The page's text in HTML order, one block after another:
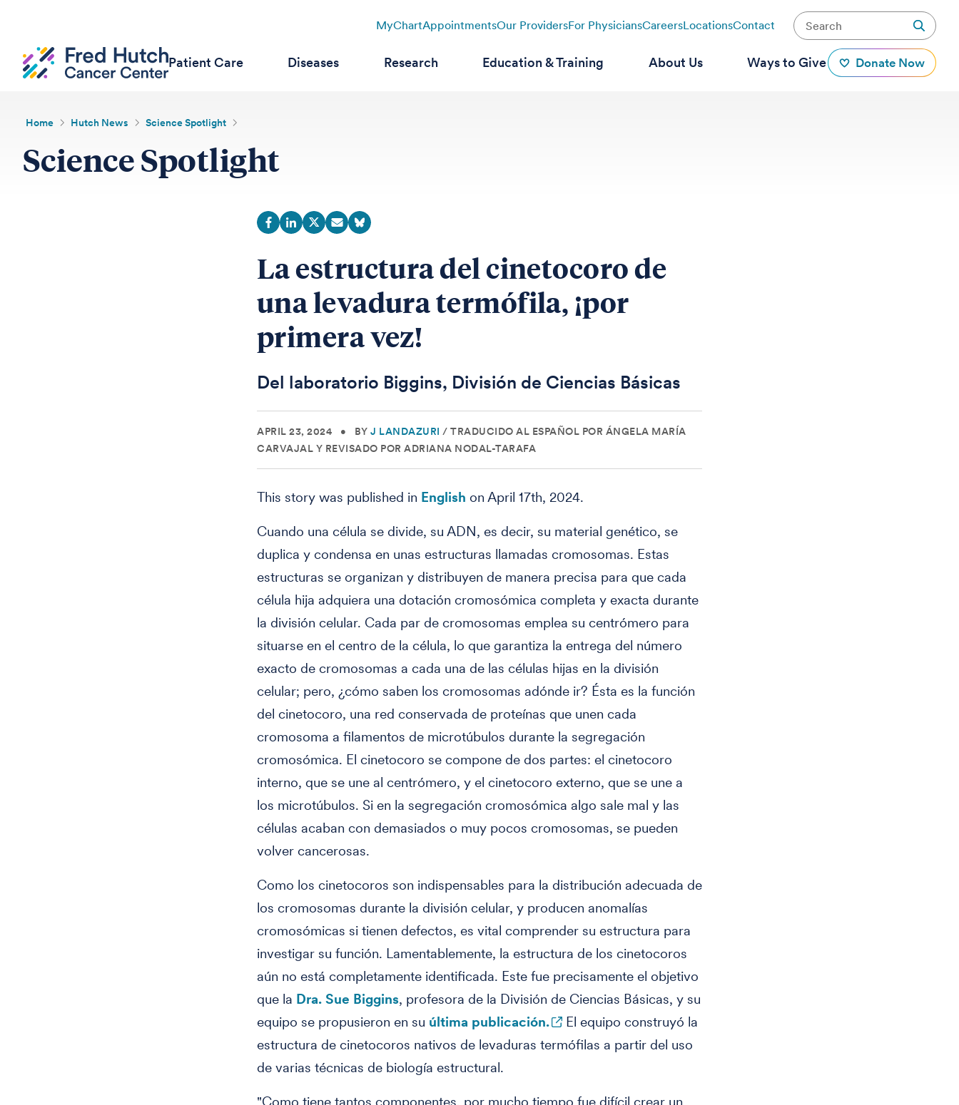
MyChartAppointmentsOur ProvidersFor PhysiciansCareersLocationsContact
Patient Care Diseases Research Education & Training About Us Ways to Give Donate Now
Home Hutch News Science Spotlight
Science Spotlight
La estructura del cinetocoro de
una levadura termófila, ¡por
primera vez!
Del laboratorio Biggins, División de Ciencias Básicas
APRIL 23, 2024 • BY J LANDAZURI / TRADUCIDO AL ESPAÑOL POR ÁNGELA MARÍA
CARVAJAL Y REVISADO POR ADRIANA NODAL-TARAFA
This story was published in English on April 17th, 2024.
Cuando una célula se divide, su ADN, es decir, su material genético, se
duplica y condensa en unas estructuras llamadas cromosomas. Estas
estructuras se organizan y distribuyen de manera precisa para que cada
célula hija adquiera una dotación cromosómica completa y exacta durante
la división celular. Cada par de cromosomas emplea su centrómero para
situarse en el centro de la célula, lo que garantiza la entrega del número
exacto de cromosomas a cada una de las células hijas en la división
celular; pero, ¿cómo saben los cromosomas adónde ir? Ésta es la función
del cinetocoro, una red conservada de proteínas que unen cada
cromosoma a filamentos de microtúbulos durante la segregación
cromosómica. El cinetocoro se compone de dos partes: el cinetocoro
interno, que se une al centrómero, y el cinetocoro externo, que se une a
los microtúbulos. Si en la segregación cromosómica algo sale mal y las
células acaban con demasiados o muy pocos cromosomas, se pueden
volver cancerosas.
Como los cinetocoros son indispensables para la distribución adecuada de
los cromosomas durante la división celular, y producen anomalías
cromosómicas si tienen defectos, es vital comprender su estructura para
investigar su función. Lamentablemente, la estructura de los cinetocoros
aún no está completamente identificada. Este fue precisamente el objetivo
que la Dra. Sue Biggins, profesora de la División de Ciencias Básicas, y su
equipo se propusieron en su última publicación.
El equipo construyó la
estructura de cinetocoros nativos de levaduras termófilas a partir del uso
de varias técnicas de biología estructural.